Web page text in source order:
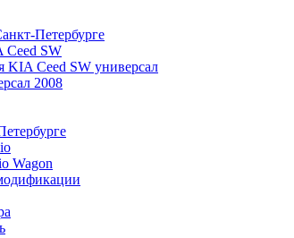
Петербурге
Ceed SW
KIA Ceed SW универсал
2008
Wagon